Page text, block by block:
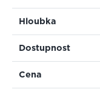
Hloubka
Dostupnost
Cena